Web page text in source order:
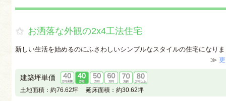
お洒落な外観の2x4工法住宅
新しい生活を始めるのにふさわしいシンプルなスタイルの住宅になり
≫
建築坪単価
土地面積： 約76.62坪 延床面積： 約30.62坪